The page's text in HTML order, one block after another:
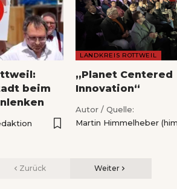
beim
LANDKREIS ROTTWEIL
„Planet Centered
Innovation“
Autor / Quelle:
Martin Himmelheber
Zurück Weiter